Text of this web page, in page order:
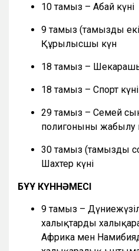
10 тамыз – Абай күні
9 тамыз (тамыздың
Құрылысшы күн
18 тамыз –
18 тамыз – Спорт күні
29 тамыз – Семей
полигонының жабылу
30 тамыз (тамыздың
Шахтер күні
БҰҰ КҮННӘМЕСІ
9 тамыз –
халықтардың
Африка мен